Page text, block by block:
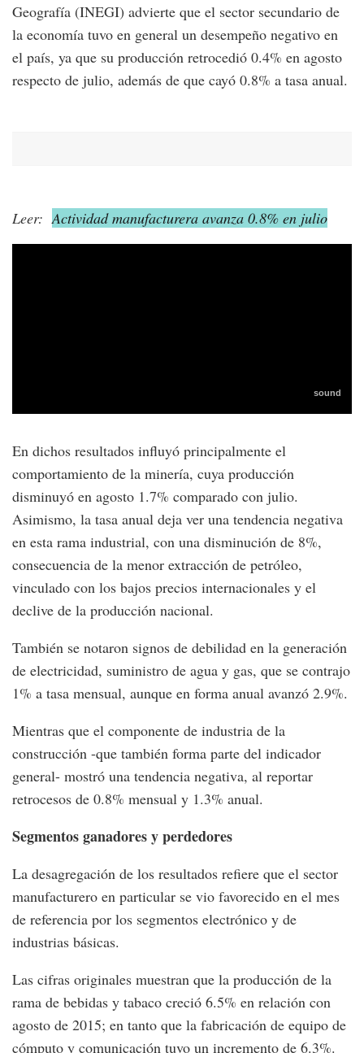
Geografía (INEGI) advierte que el sector secundario de
la economía tuvo en general un desempeño negativo en
el país, ya que su producción retrocedió 0.4% en agosto
respecto de julio, además de que cayó 0.8% a tasa anual.
Leer: Actividad manufacturera avanza 0.8% en julio
En dichos resultados influyó principalmente el
comportamiento de la minería, cuya producción
disminuyó en agosto 1.7% comparado con julio.
Asimismo, la tasa anual deja ver una tendencia negativa
en esta rama industrial, con una disminución de 8%,
consecuencia de la menor extracción de petróleo,
vinculado con los bajos precios internacionales y el
declive de la producción nacional.
También se notaron signos de debilidad en la generación
de electricidad, suministro de agua y gas, que se contrajo
1% a tasa mensual, aunque en forma anual avanzó 2.9%.
Mientras que el componente de industria de la
construcción -que también forma parte del indicador
general- mostró una tendencia negativa, al reportar
retrocesos de 0.8% mensual y 1.3% anual.
Segmentos ganadores y perdedores
La desagregación de los resultados refiere que el sector
manufacturero en particular se vio favorecido en el mes
de referencia por los segmentos electrónico y de
industrias básicas.
Las cifras originales muestran que la producción de la
rama de bebidas y tabaco creció 6.5% en relación con
agosto de 2015; en tanto que la fabricación de equipo de
cómputo y comunicación tuvo un incremento de 6.3%.